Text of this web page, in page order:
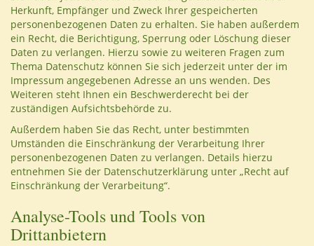
Herkunft, Empfänger und Zweck Ihrer gespeicherten
personenbezogenen Daten zu erhalten. Sie haben außerdem
ein Recht, die Berichtigung, Sperrung oder Löschung dieser
Daten zu verlangen. Hierzu sowie zu weiteren Fragen zum
Thema Datenschutz können Sie sich jederzeit unter der im
Impressum angegebenen Adresse an uns wenden. Des
Weiteren steht Ihnen ein Beschwerderecht bei der
zuständigen Aufsichtsbehörde zu.
Außerdem haben Sie das Recht, unter bestimmten
Umständen die Einschränkung der Verarbeitung Ihrer
personenbezogenen Daten zu verlangen. Details hierzu
entnehmen Sie der Datenschutzerklärung unter „Recht auf
Einschränkung der Verarbeitung“.
Analyse-Tools und Tools von
Drittanbietern